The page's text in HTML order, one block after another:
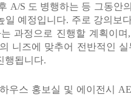
A/S 도 병행하는 등 그동안
일 예정입니다. 주로 강의보
과정으로 진행할 계획이
니즈에 맞추어 전반적인
행됩니다.
우스 홍보실 및 에이전시